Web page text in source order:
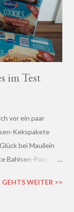
im Test
vor ein paar
Kekspakete
bei Mauilein
Bahlsen-Paket
GEHTS WEITER >>